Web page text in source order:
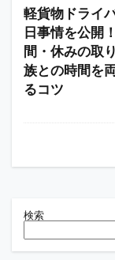
軽貨物ドライ
日事情を公開
間・休みの取
族との時間を
るコツ
検索